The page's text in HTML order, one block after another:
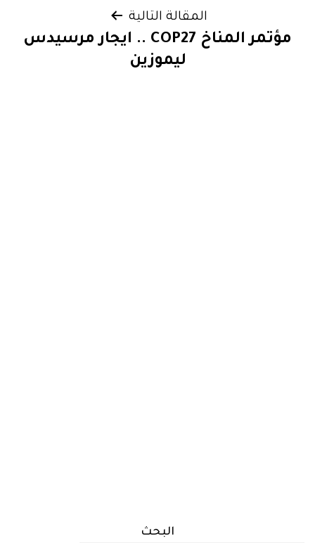
المقالة التالية
مؤتمر المناخ COP27 .. ايجار مرسيدس
ليموزين
البحث